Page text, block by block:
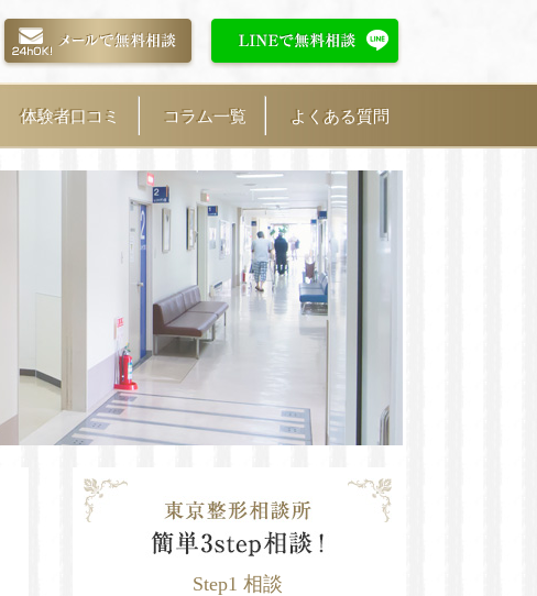
体験者口コミ コラム一覧 よくある質問
Step1 相談